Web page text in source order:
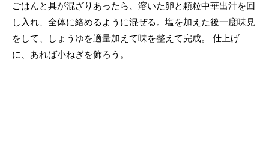
ごはんと具が混ざりあったら、溶いた卵と顆粒中華出汁を回
し入れ、全体に絡めるように混ぜる。塩を加えた後一度味見
をして、しょうゆを適量加えて味を整えて完成。 仕上げ
に、あれば小ねぎを飾ろう。